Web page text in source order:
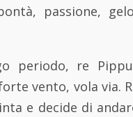
passione,
periodo, re
vento, vola via.
e decide di